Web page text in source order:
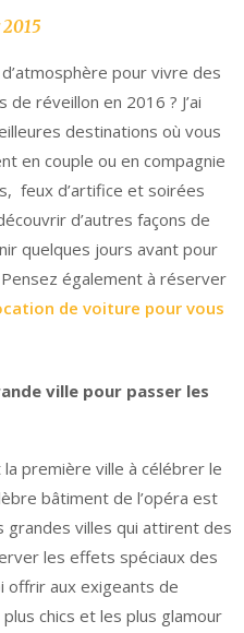
pour vivre des
réveillon en 2016 ? J’ai
destinations où vous
en couple ou en compagnie
feux d’artifice et soirées
d’autres façons de
quelques jours avant pour
également à réserver
de voiture pour vous
ville pour passer les
première ville à célébrer le
bâtiment de l’opéra est
villes qui attirent des
les effets spéciaux des
offrir aux exigeants de
chics et les plus glamour